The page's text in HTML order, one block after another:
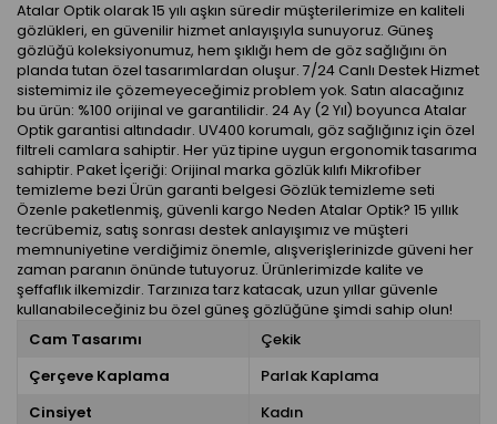
Atalar Optik olarak 15 yılı aşkın süredir müşterilerimize en kaliteli
gözlükleri, en güvenilir hizmet anlayışıyla sunuyoruz. Güneş
gözlüğü koleksiyonumuz, hem şıklığı hem de göz sağlığını ön
planda tutan özel tasarımlardan oluşur. 7/24 Canlı Destek Hizmet
sistemimiz ile çözemeyeceğimiz problem yok. Satın alacağınız
bu ürün: %100 orijinal ve garantilidir. 24 Ay (2 Yıl) boyunca Atalar
Optik garantisi altındadır. UV400 korumalı, göz sağlığınız için özel
filtreli camlara sahiptir. Her yüz tipine uygun ergonomik tasarıma
sahiptir. Paket İçeriği: Orijinal marka gözlük kılıfı Mikrofiber
temizleme bezi Ürün garanti belgesi Gözlük temizleme seti
Özenle paketlenmiş, güvenli kargo Neden Atalar Optik? 15 yıllık
tecrübemiz, satış sonrası destek anlayışımız ve müşteri
memnuniyetine verdiğimiz önemle, alışverişlerinizde güveni her
zaman paranın önünde tutuyoruz. Ürünlerimizde kalite ve
şeffaflık ilkemizdir. Tarzınıza tarz katacak, uzun yıllar güvenle
kullanabileceğiniz bu özel güneş gözlüğüne şimdi sahip olun!
Cam Tasarımı
Çekik
Çerçeve Kaplama
Parlak Kaplama
Cinsiyet
Kadın